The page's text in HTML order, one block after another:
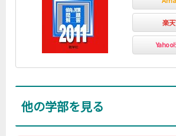
楽
Yahoo!
他の学部を見る